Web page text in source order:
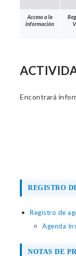
Acceso a la
información
Encontrará
REGISTRO
Registro de
Agenda
NOTAS DE